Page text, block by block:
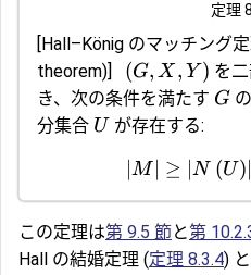
定理
[Hall–König のマッチング
theorem)]
(G, X , Y ) を
き、次の条件を満たす G
分集合 U が存在する:
∣M ≥ ∣N (U)
この定理は第 9.5 節と第
Hall の結婚定理 (定理 8.3.4)